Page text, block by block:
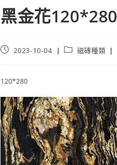
黑金花120*280
Post2023-10-04
Post磁磚種類
120*280